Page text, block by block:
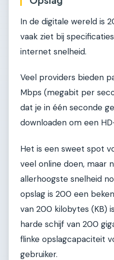
In de digitale wereld is
vaak ziet bij
internet snelheid.
Veel providers bieden
Mbps (megabit per
dat je in één seconde
downloaden om een
Het is een sweet spot
veel online doen, maar
allerhoogste snelheid
opslag is 200 een
van 200 kilobytes (KB)
harde schijf van 200
flinke opslagcapaciteit
gebruiker.